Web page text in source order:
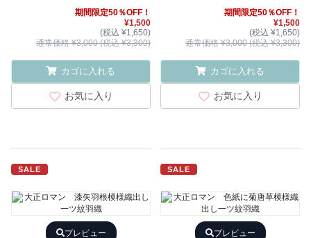
期間限定50％OFF！
¥1,500
(税込 ¥1,650)
通常価格 ¥3,000 (税込 ¥3,300)
カゴに入れる
お気に入り
期間限定50％OFF！
¥1,500
(税込 ¥1,650)
通常価格 ¥3,000 (税込 ¥3,300)
カゴに入れる
お気に入り
SALE
プレビュー
SALE
プレビュー